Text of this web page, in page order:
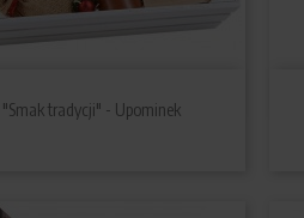
"Smak tradycji" - Upominek
